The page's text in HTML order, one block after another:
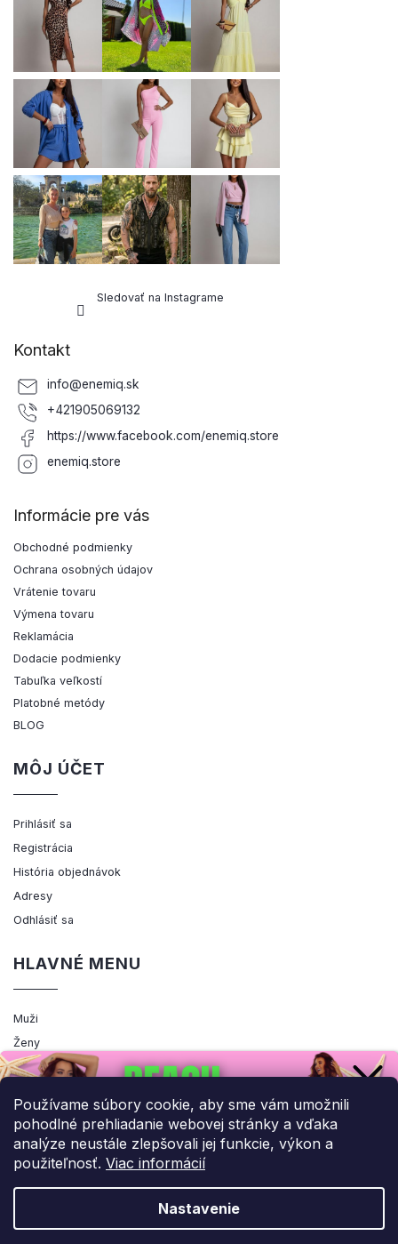
Používame súbory cookie, aby sme vám umožnili
pohodlné prehliadanie webovej stránky a vďaka
analýze neustále zlepšovali jej funkcie, výkon a
použiteľnosť. Viac informácií
Nastavenie
Sledovať na Instagrame
Kontakt
info@enemiq.sk
+421905069132
https://www.facebook.com/enemiq.store
enemiq.store
Informácie pre vás
Obchodné podmienky
Ochrana osobných údajov
Vrátenie tovaru
Výmena tovaru
Reklamácia
Dodacie podmienky
Tabuľka veľkostí
Platobné metódy
BLOG
MÔJ ÚČET
Prihlásiť sa
Registrácia
História objednávok
Adresy
Odhlásiť sa
HLAVNÉ MENU
Muži
Ženy
Výpredaj